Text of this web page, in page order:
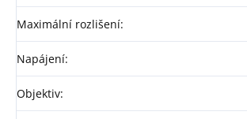
Maximální rozlišení:
Napájení:
Objektiv: